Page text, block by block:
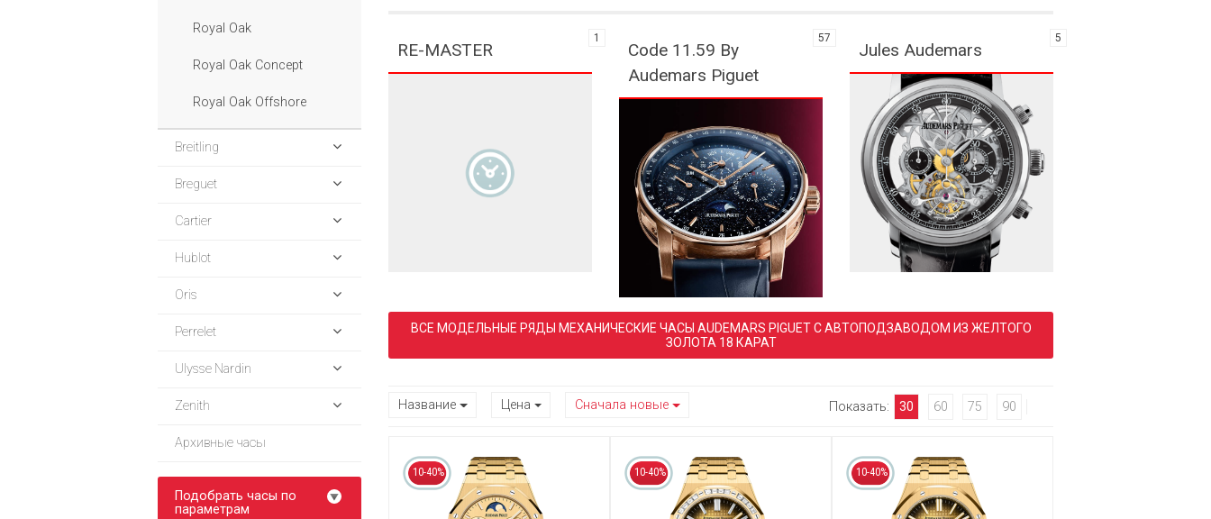
Royal Oak
Royal Oak Concept
Royal Oak Offshore
Breitling
Breguet
Cartier
Hublot
Oris
Perrelet
Ulysse Nardin
Zenith
Архивные часы
Подобрать часы по
параметрам
RE-MASTER
1
Code 11.59 By
Audemars Piguet
57
Jules Audemars
5
ВСЕ МОДЕЛЬНЫЕ РЯДЫ МЕХАНИЧЕСКИЕ ЧАСЫ AUDEMARS PIGUET С АВТОПОДЗАВОДОМ ИЗ ЖЕЛТОГО
ЗОЛОТА 18 КАРАТ
Название Цена Сначала новые Показать: 30 60 75 90
10-40% 10-40% 10-40%